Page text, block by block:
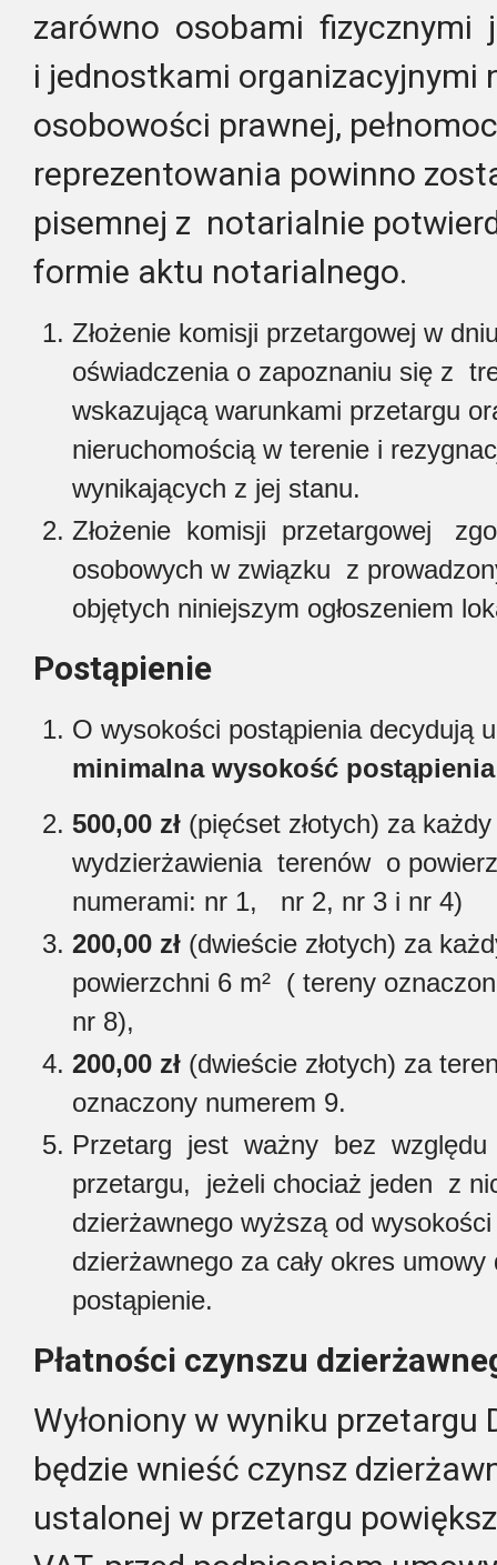
zarówno osobami fizycznymi
i jednostkami organizacyjnymi
osobowości prawnej,
reprezentowania powinno
pisemnej z notarialnie
formie aktu notarialnego.
Złożenie komisji przetargowej w
oświadczenia o zapoznaniu się z
wskazującą warunkami przetargu
nieruchomością w terenie i
wynikających z jej stanu.
Złożenie komisji przetargowej
osobowych w związku z
objętych niniejszym ogłoszeniem
Postąpienie
O wysokości postąpienia decydują
minimalna wysokość
500,00 zł (pięćset złotych) za
wydzierżawienia terenów o
numerami: nr 1, nr 2, nr 3 i nr 4)
200,00 zł (dwieście złotych) za
powierzchni 6 m² ( tereny
nr 8),
200,00 zł (dwieście złotych) za
oznaczony numerem 9.
Przetarg jest ważny bez względu
przetargu, jeżeli chociaż jeden z
dzierżawnego wyższą od
dzierżawnego za cały okres
postąpienie.
Płatności czynszu
Wyłoniony w wyniku
będzie wnieść czynsz
ustalonej w przetargu